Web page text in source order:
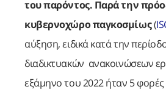
του παρόντος. Παρά την
κυβερνοχώρο παγκοσμίως(
αύξηση, ειδικά κατά την
διαδικτυακών ανακοινώσεων
εξάμηνο του 2022 ήταν 5 φορές